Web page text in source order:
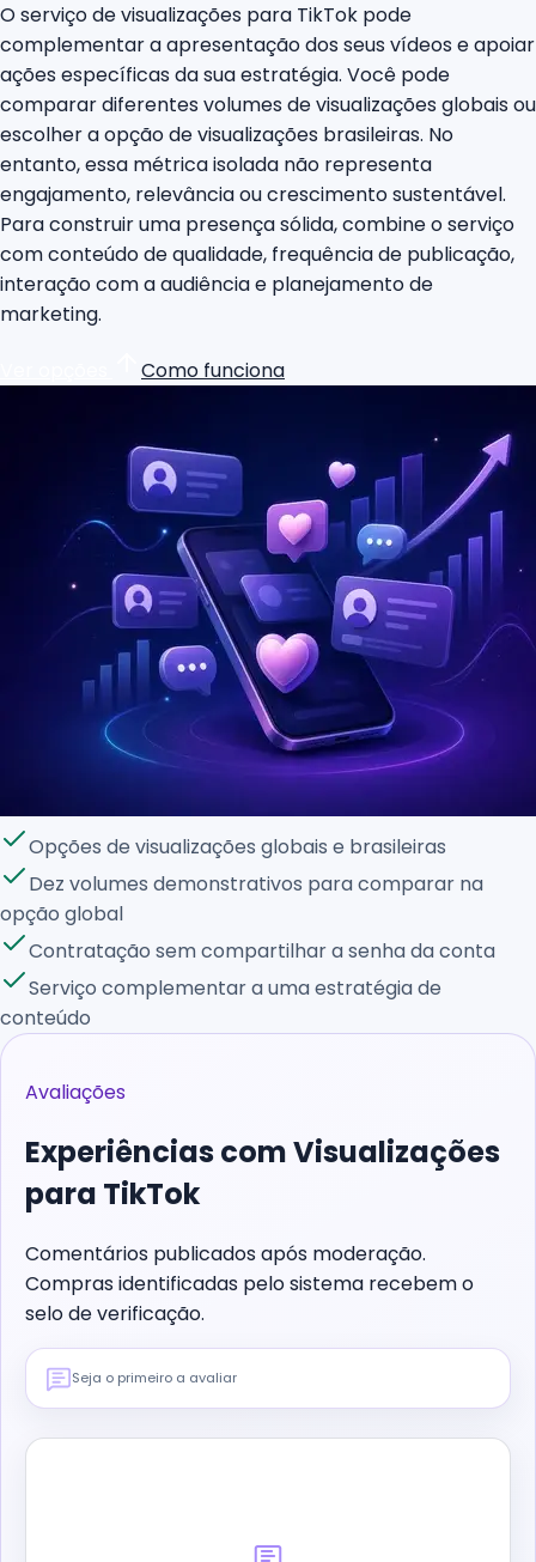
O serviço de visualizações para TikTok pode
complementar a apresentação dos seus vídeos e apoiar
ações específicas da sua estratégia. Você pode
comparar diferentes volumes de visualizações globais ou
escolher a opção de visualizações brasileiras. No
entanto, essa métrica isolada não representa
engajamento, relevância ou crescimento sustentável.
Para construir uma presença sólida, combine o serviço
com conteúdo de qualidade, frequência de publicação,
interação com a audiência e planejamento de
marketing.
Como funciona
Opções de visualizações globais e brasileiras
Dez volumes demonstrativos para comparar na
opção global
Contratação sem compartilhar a senha da conta
Serviço complementar a uma estratégia de
conteúdo
Avaliações
Experiências comVisualizações
para TikTok
Comentários publicados após moderação.
Compras identificadas pelo sistema recebem o
selo de verificação.
Seja o primeiro a avaliar